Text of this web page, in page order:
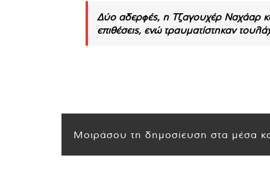
Δύο αδερφές, η Τζαγουχέρ Ναχάαρ
επιθέσεις, ενώ τραυματίστηκαν
Μοιράσου τη δημοσίευση στα μέσα